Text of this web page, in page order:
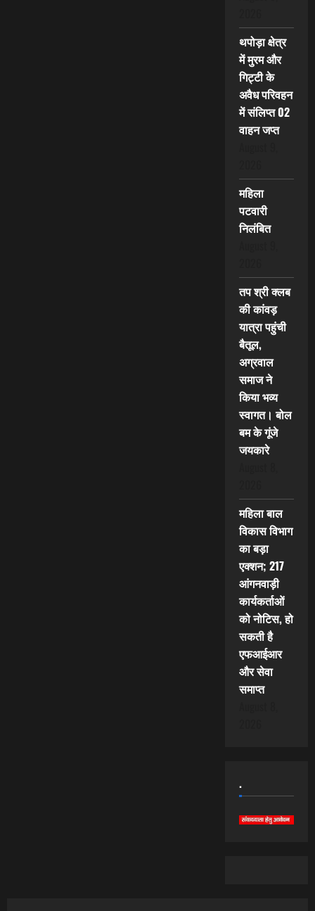
थपोड़ा क्षेत्र
में मुरम और
गिट्टी के
अवैध परिवहन
में संलिप्त 02
वाहन जप्त
महिला
पटवारी
निलंबित
तप श्री क्लब
की कांवड़
यात्रा पहुंची
बैतूल,
अग्रवाल
समाज ने
किया भव्य
स्वागत। बोल
बम के गूंजे
जयकारे
महिला बाल
विकास विभाग
का बड़ा
एक्शन; 217
आंगनवाड़ी
कार्यकर्ताओं
को नोटिस, हो
सकती है
एफआईआर
और सेवा
समाप्त
.